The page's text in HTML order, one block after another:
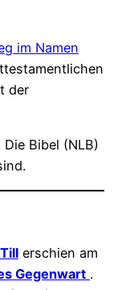
im Namen
der
Bibel (NLB)
erschien am
Gegenwart .